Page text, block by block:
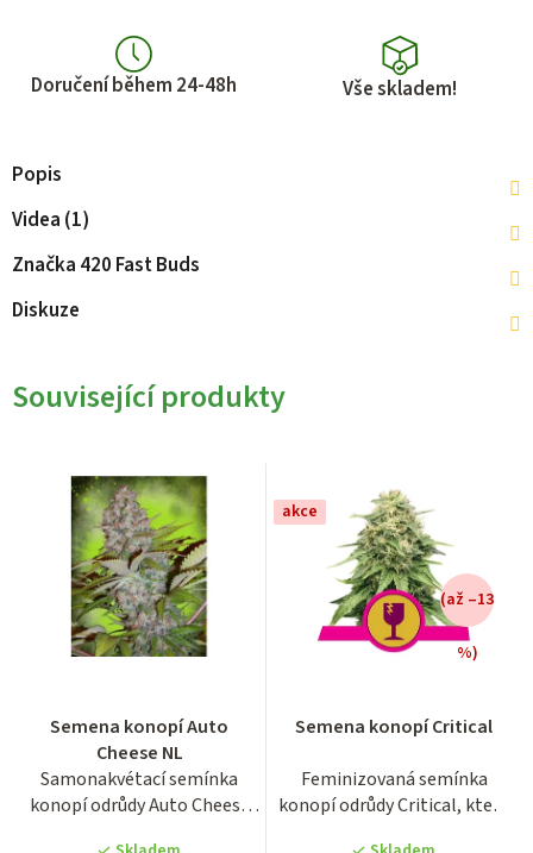
Doručení během 24-48h Vše skladem!
Popis
Videa (1)
Značka 420 Fast Buds
Diskuze
Související produkty
Semena konopí Auto
Cheese NL
Samonakvétací semínka
konopí odrůdy Auto Cheese
hodnocení
produktu
je
4,1
z
akce
Semena konopí Critical
Feminizovaná semínka
konopí odrůdy Critical, která
hodnocení
je
3,9
z
(až –13
%)